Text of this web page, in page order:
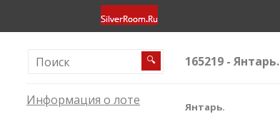
🔍 165219 - Янтарь.
Информация о лоте Янтарь.